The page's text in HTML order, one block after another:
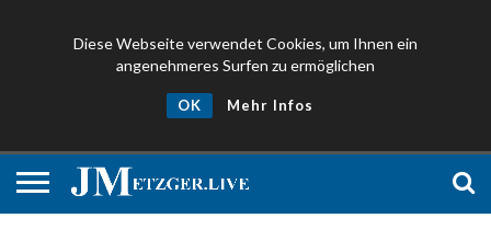
Diese Webseite verwendet Cookies, um Ihnen ein
angenehmeres Surfen zu ermöglichen
OK Mehr Infos